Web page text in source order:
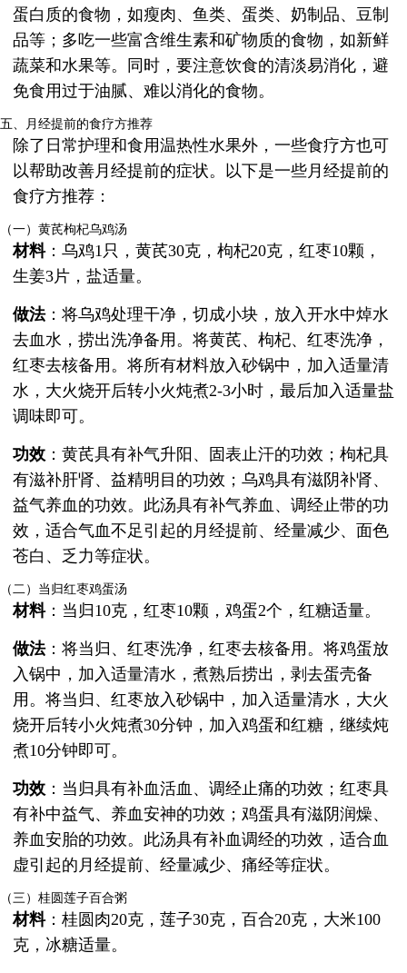
蛋白质的食物，如瘦肉、鱼类、蛋类、奶制品、豆制
品等；多吃一些富含维生素和矿物质的食物，如新鲜
蔬菜和水果等。同时，要注意饮食的清淡易消化，避
免食用过于油腻、难以消化的食物。
五、月经提前的食疗方推荐
除了日常护理和食用温热性水果外，一些食疗方也可
以帮助改善月经提前的症状。以下是一些月经提前的
食疗方推荐：
（一）黄芪枸杞乌鸡汤
材料：乌鸡1只，黄芪30克，枸杞20克，红枣10颗，
生姜3片，盐适量。
做法：将乌鸡处理干净，切成小块，放入开水中焯水
去血水，捞出洗净备用。将黄芪、枸杞、红枣洗净，
红枣去核备用。将所有材料放入砂锅中，加入适量清
水，大火烧开后转小火炖煮2-3小时，最后加入适量盐
调味即可。
功效 ：黄芪具有补气升阳、固表止汗的功效；枸杞具
有滋补肝肾、益精明目的功效；乌鸡具有滋阴补肾、
益气养血的功效。此汤具有补气养血、调经止带的功
效，适合气血不足引起的月经提前、经量减少、面色
苍白、乏力等症状。
（二）当归红枣鸡蛋汤
材料：当归10克，红枣10颗，鸡蛋2个，红糖适量。
做法：将当归、红枣洗净，红枣去核备用。将鸡蛋放
入锅中，加入适量清水，煮熟后捞出，剥去蛋壳备
用。将当归、红枣放入砂锅中，加入适量清水，大火
烧开后转小火炖煮30分钟，加入鸡蛋和红糖，继续炖
煮10分钟即可。
功效 ：当归具有补血活血、调经止痛的功效；红枣具
有补中益气、养血安神的功效；鸡蛋具有滋阴润燥、
养血安胎的功效。此汤具有补血调经的功效，适合血
虚引起的月经提前、经量减少、痛经等症状。
（三）桂圆莲子百合粥
材料：桂圆肉20克，莲子30克，百合20克，大米100
克，冰糖适量。